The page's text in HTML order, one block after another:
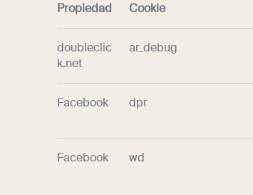
Propiedad Cookie
doubleclic
k.net
ar_debug
Facebook dpr
Facebook wd